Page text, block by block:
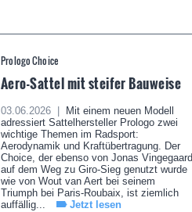
Prologo Choice
Aero-Sattel mit steifer Bauweise
03.06.2026 |
Mit einem neuen Modell
adressiert Sattelhersteller Prologo zwei
wichtige Themen im Radsport:
Aerodynamik und Kraftübertragung. Der
Choice, der ebenso von Jonas Vingegaard
auf dem Weg zu Giro-Sieg genutzt wurde
wie von Wout van Aert bei seinem
Triumph bei Paris-Roubaix, ist ziemlich
auffällig...
Jetzt lesen